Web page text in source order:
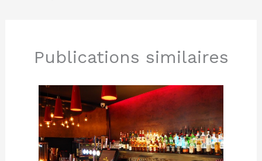
Publications similaires